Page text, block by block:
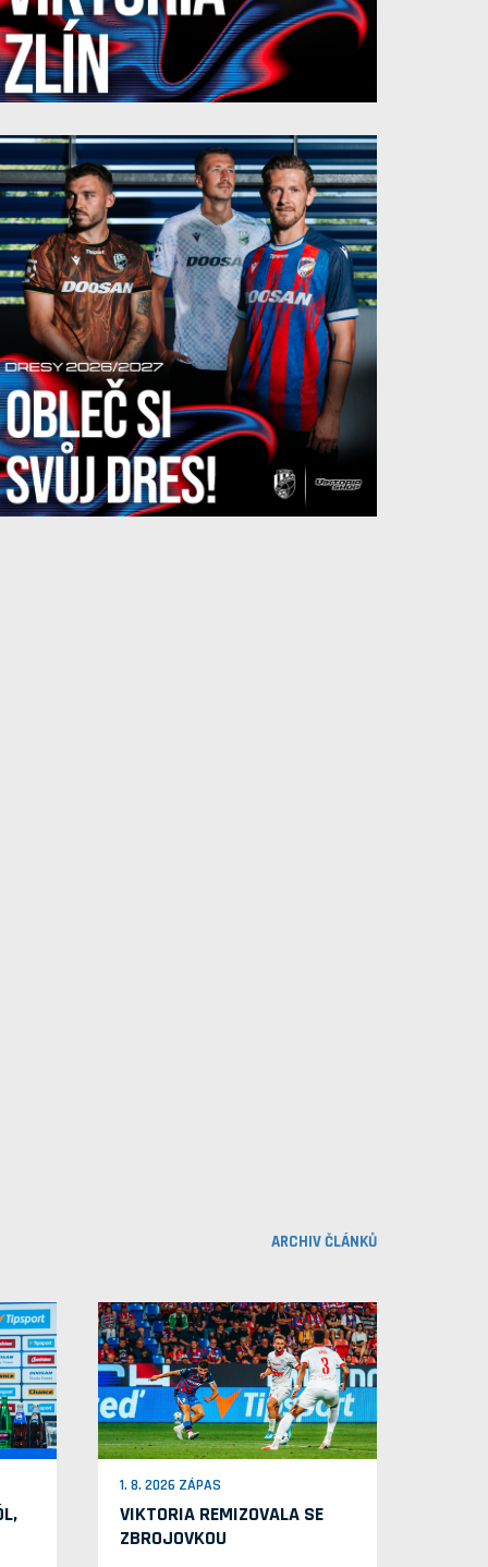
ARCHIV ČLÁNKŮ
1. 8. 2026 ZÁPAS
VIKTORIA REMIZOVALA SE
ZBROJOVKOU